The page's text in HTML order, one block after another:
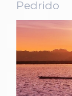
Pedrido